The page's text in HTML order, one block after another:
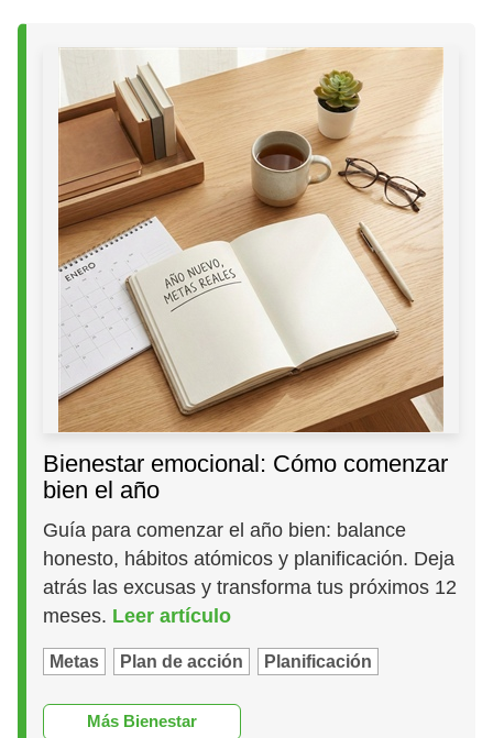
Bienestar emocional: Cómo comenzar
bien el año
Guía para comenzar el año bien: balance
honesto, hábitos atómicos y planificación. Deja
atrás las excusas y transforma tus próximos 12
meses. Leer artículo
Metas Plan de acción Planificación
Más Bienestar